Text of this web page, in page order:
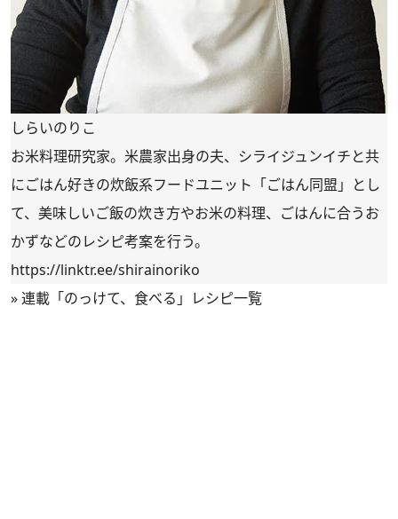
しらいのりこ
お米料理研究家。米農家出身の夫、シライジュンイチと共
にごはん好きの炊飯系フードユニット「ごはん同盟」とし
て、美味しいご飯の炊き方やお米の料理、ごはんに合うお
かずなどのレシピ考案を行う。
https://linktr.ee/shirainoriko
»連載「のっけて、食べる」レシピ一覧